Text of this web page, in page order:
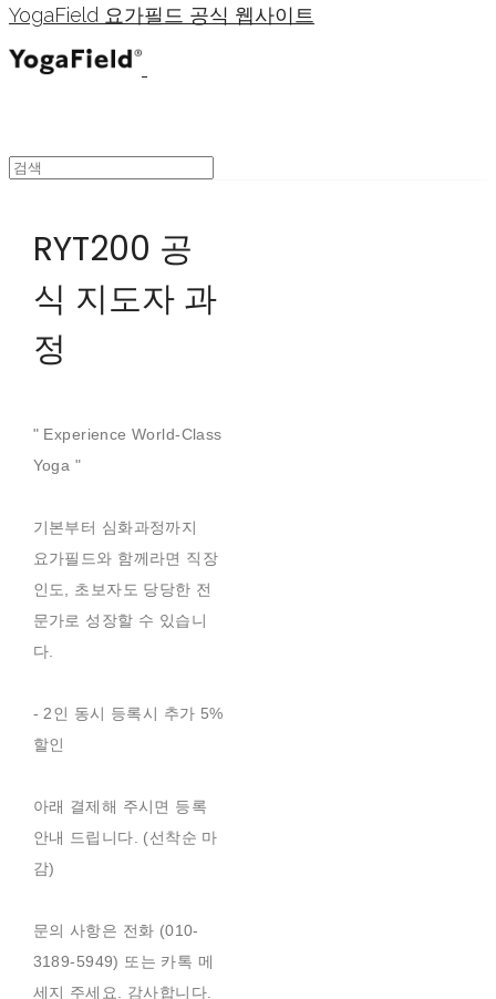
YogaField 요가필드 공식 웹사이트
RYT200 공
식 지도자 과
정
" Experience World-Class
Yoga "
기본부터 심화과정까지
요가필드와 함께라면 직장
인도, 초보자도 당당한 전
문가로 성장할 수 있습니
다.
- 2인 동시 등록시 추가 5%
할인
아래 결제해 주시면 등록
안내 드립니다. (선착순 마
감)
문의 사항은 전화 (010-
3189-5949) 또는 카톡 메
세지 주세요. 감사합니다.